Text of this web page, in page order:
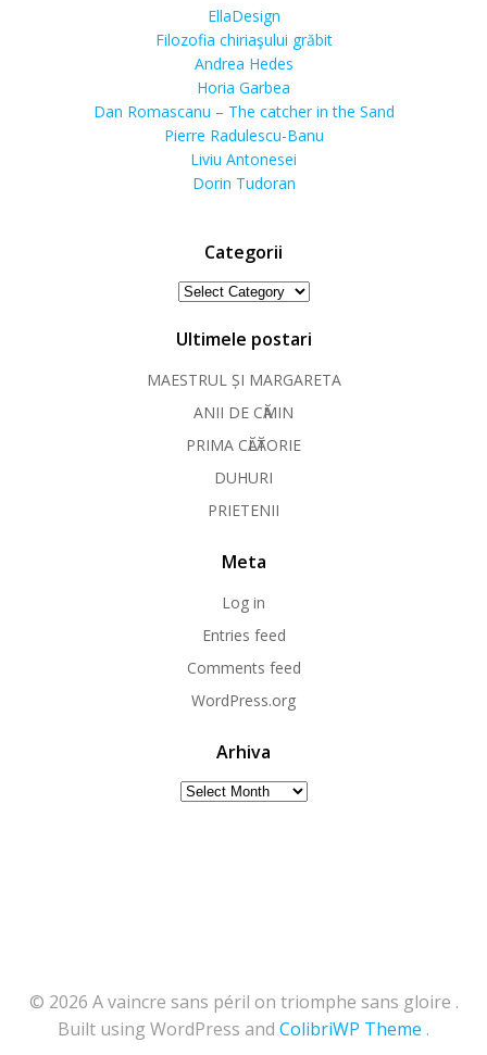
EllaDesign
Filozofia chiriaşului grăbit
Andrea Hedes
Horia Garbea
Dan Romascanu – The catcher in the Sand
Pierre Radulescu-Banu
Liviu Antonesei
Dorin Tudoran
Categorii
Categorii
Ultimele postari
MAESTRUL ȘI MARGARETA
ANII DE CӐMIN
PRIMA CӐLӐTORIE
DUHURI
PRIETENII
Meta
Log in
Entries feed
Comments feed
WordPress.org
Arhiva
Arhiva
© 2026 A vaincre sans péril on triomphe sans gloire .
Built using WordPress and ColibriWP Theme .